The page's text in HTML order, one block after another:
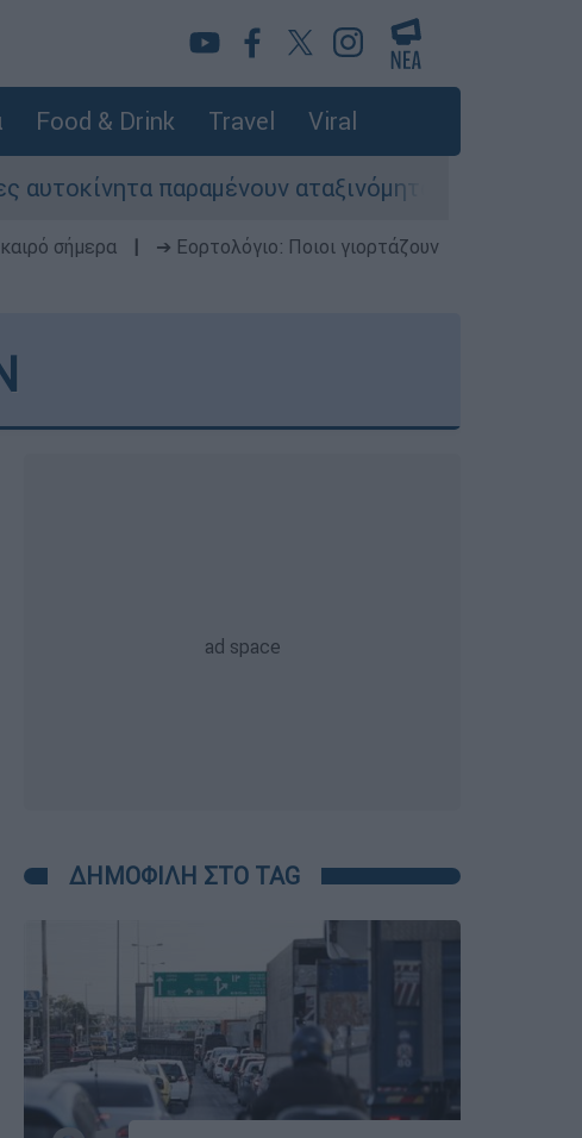
Food & Drink Travel Viral
αταξινόμητα - Λύση αναζητά το υπουργείο
σήμερα
➔ Εορτολόγιο: Ποιοι γιορτάζουν
ΔΗΜΟΦΙΛΗ ΣΤΟ TAG